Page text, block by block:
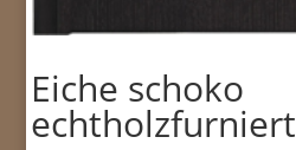
Eiche schoko
echtholzfurniert